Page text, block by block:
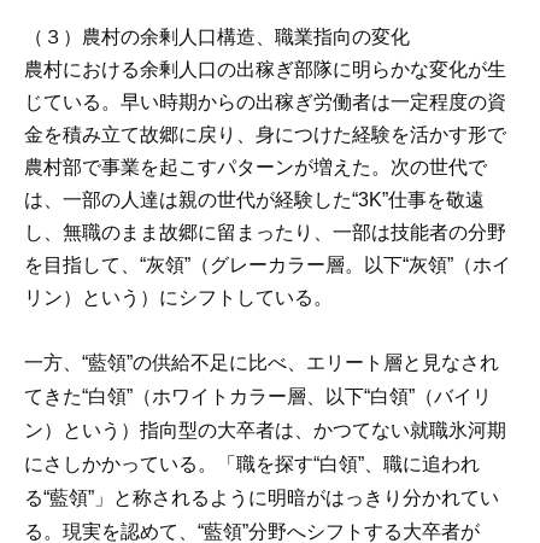
（３）農村の余剰人口構造、職業指向の変化
農村における余剰人口の出稼ぎ部隊に明らかな変化が生
じている。早い時期からの出稼ぎ労働者は一定程度の資
金を積み立て故郷に戻り、身につけた経験を活かす形で
農村部で事業を起こすパターンが増えた。次の世代で
は、一部の人達は親の世代が経験した“3K”仕事を敬遠
し、無職のまま故郷に留まったり、一部は技能者の分野
を目指して、“灰領”（グレーカラー層。以下“灰領”（ホイ
リン）という）にシフトしている。
一方、“藍領”の供給不足に比べ、エリート層と見なされ
てきた“白領”（ホワイトカラー層、以下“白領”（バイリ
ン）という）指向型の大卒者は、かつてない就職氷河期
にさしかかっている。「職を探す“白領”、職に追われ
る“藍領”」と称されるように明暗がはっきり分かれてい
る。現実を認めて、“藍領”分野へシフトする大卒者が